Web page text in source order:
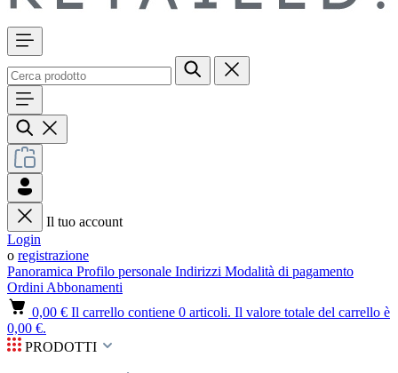
Il tuo account
Login
o registrazione
Panoramica Profilo personale Indirizzi Modalità di pagamento
Ordini Abbonamenti
0,00 € Il carrello contiene 0 articoli. Il valore totale del carrello è
0,00 €.
PRODOTTI